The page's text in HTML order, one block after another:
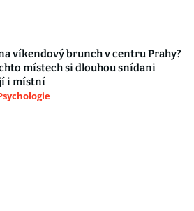
víkendový brunch v centru Prahy?
místech si dlouhou snídani
i místní